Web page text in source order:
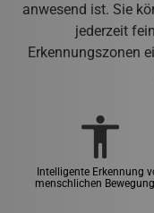
anwesend ist. Sie
jederzeit
Erkennungszonen
Intelligente Erkennung
menschlichen